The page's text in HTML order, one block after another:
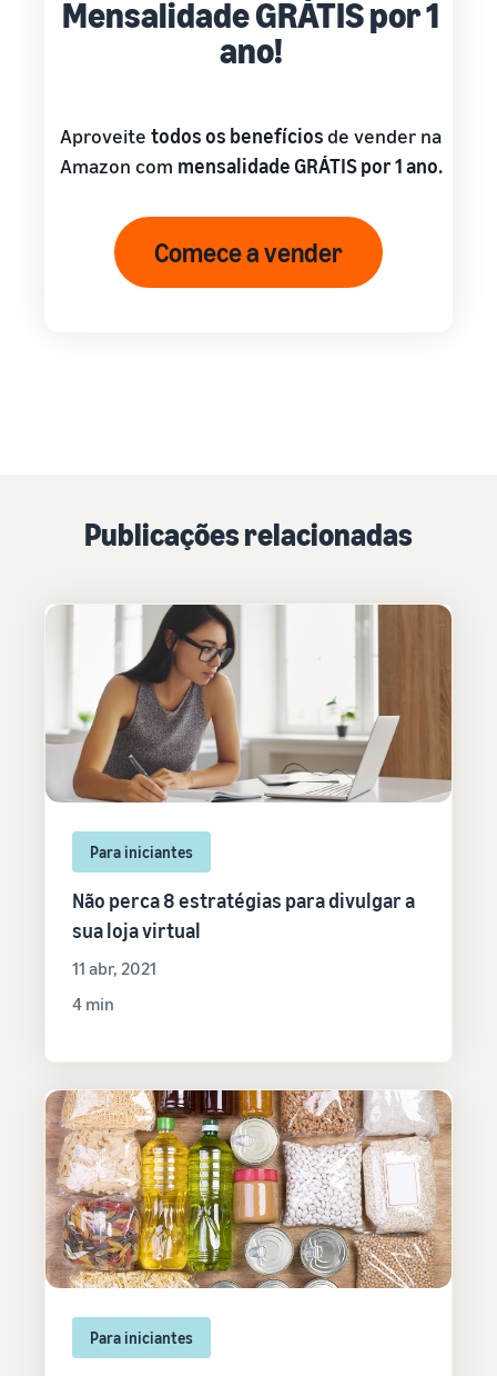
Mensalidade GRÁTIS por 1
ano!
Aproveite todos os benefícios de vender na
Amazon com mensalidade GRÁTIS por 1 ano.
Comece a vender
Publicações relacionadas
Para iniciantes
Não perca 8 estratégias para divulgar a
sua loja virtual
11 abr, 2021
4 min
Para iniciantes